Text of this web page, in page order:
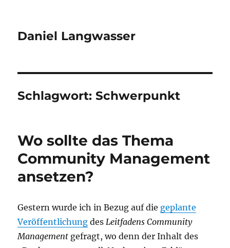
Daniel Langwasser
Schlagwort:Schwerpunkt
Wo sollte das Thema
Community Management
ansetzen?
Gestern wurde ich in Bezug auf die geplante
Veröffentlichung desLeitfadens Community
Management gefragt, wo denn der Inhalt des